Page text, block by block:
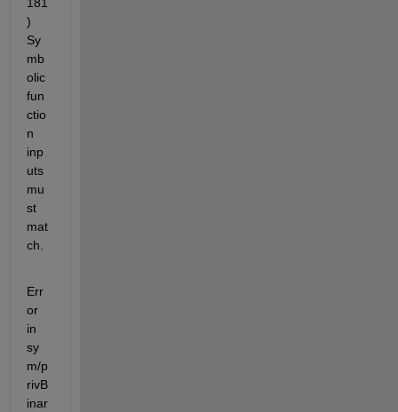
)
Sy
mb
olic
fun
ctio
n
inp
uts
mu
st
mat
ch.
Err
or
in
sy
m/p
rivB
inar